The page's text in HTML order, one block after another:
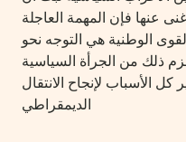
عنها فإن المهمة العاجلة
الوطنية هي التوجه نحو
ذلك من الجرأة السياسية
كل الأسباب لإنجاح الانتقال
الديمقراطي